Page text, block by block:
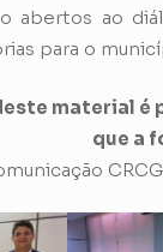
abertos ao
para o
material é
que a